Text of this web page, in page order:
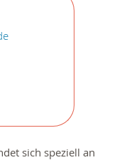
sich speziell an